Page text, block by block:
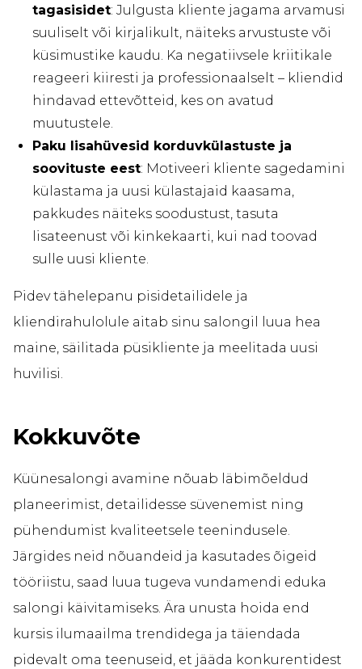
tagasisidet: Julgusta kliente jagama arvamusi
suuliselt või kirjalikult, näiteks arvustuste või
küsimustike kaudu. Ka negatiivsele kriitikale
reageeri kiiresti ja professionaalselt – kliendid
hindavad ettevõtteid, kes on avatud
muutustele.
Paku lisahüvesid korduvkülastuste ja
soovituste eest: Motiveeri kliente sagedamini
külastama ja uusi külastajaid kaasama,
pakkudes näiteks soodustust, tasuta
lisateenust või kinkekaarti, kui nad toovad
sulle uusi kliente.
Pidev tähelepanu pisidetailidele ja
kliendirahulolule aitab sinu salongil luua hea
maine, säilitada püsikliente ja meelitada uusi
huvilisi.
Kokkuvõte
Küünesalongi avamine nõuab läbimõeldud
planeerimist, detailidesse süvenemist ning
pühendumist kvaliteetsele teenindusele.
Järgides neid nõuandeid ja kasutades õigeid
tööriistu, saad luua tugeva vundamendi eduka
salongi käivitamiseks. Ära unusta hoida end
kursis ilumaailma trendidega ja täiendada
pidevalt oma teenuseid, et jääda konkurentidest